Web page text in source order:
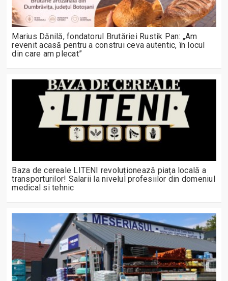
Marius Dănilă, fondatorul Brutăriei Rustik Pan: „Am
revenit acasă pentru a construi ceva autentic, în locul
din care am plecat”
Baza de cereale LITENI revoluționează piața locală a
transporturilor! Salarii la nivelul profesiilor din domeniul
medical si tehnic